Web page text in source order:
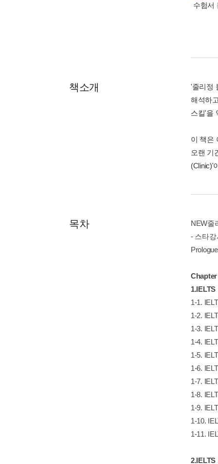
수험서
책소개
'줄리정
해석하
스킬'을
이 책은
오랜 기
(Clinic)'
목차
NEW줄
- 스타
Prologue
Chapter
1-1.
1-2.
1-3.
1-4.
1-5.
1-6.
1-7.
1-8.
1-9.
1-10.
1-11.
2.IELTS